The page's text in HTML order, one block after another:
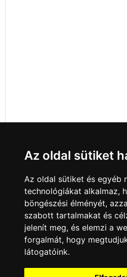
Minden jog fenntartva ©
Az oldal sütiket
Az oldal sütiket és egyéb
technológiákat alkalmaz,
böngészési élményét,
szabott tartalmakat és
jelenít meg, és elemzi a
forgalmát, hogy
látogatóink.